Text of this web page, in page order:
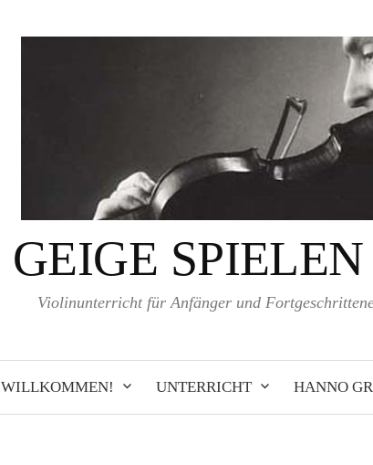
GEIGE
Violinunterricht für Anfänger und
WILLKOMMEN! UNTERRICHT HANNO